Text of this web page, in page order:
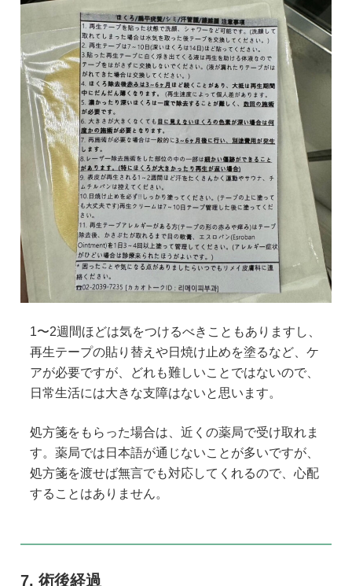
1〜2週間ほどは気をつけるべきこともありますし、
再生テープの貼り替えや日焼け止めを塗るなど、ケ
アが必要ですが、どれも難しいことではないので、
日常生活には大きな支障はないと思います。
処方箋をもらった場合は、近くの薬局で受け取れま
す。薬局では日本語が通じないことが多いですが、
処方箋を渡せば無言でも対応してくれるので、心配
することはありません。
術後経過